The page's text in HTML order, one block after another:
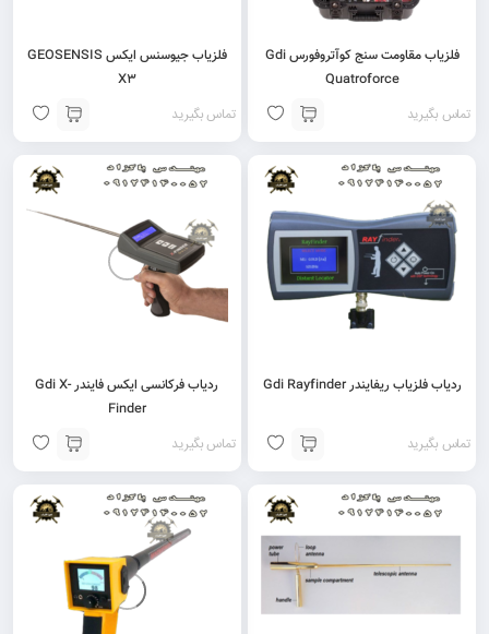
فلزیاب مقاومت سنج کوآتروفورس Gdi
Quatroforce
تماس بگیرید
فلزیاب جیوسنس ایکس GEOSENSIS
X3
تماس بگیرید
ردیاب فلزیاب ریفایندر Gdi Rayfinder
تماس بگیرید
ردیاب فرکانسی ایکس فایندر Gdi X-
Finder
تماس بگیرید